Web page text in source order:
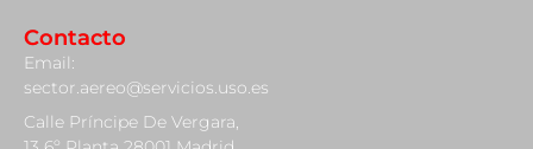
Contacto
Email:
sector.aereo@servicios.uso.es
Calle Príncipe De Vergara,